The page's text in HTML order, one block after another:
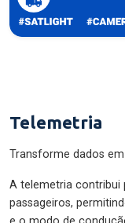
Telemetria
Transforme dados
A telemetria contribui
passageiros,